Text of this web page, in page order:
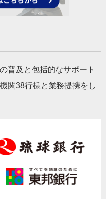
普及と包括的なサポート
関38行様と業務提携をし